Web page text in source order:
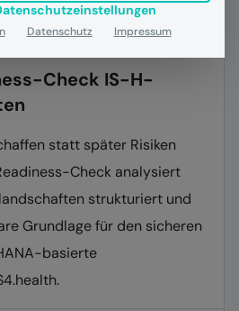
Patienten- und Klientenmanagement RZV Journal
Check IS-H-
statt später Risiken
Check analysiert
strukturiert und
Grundlage für den sicheren
basierte
Datenschutz Impressum